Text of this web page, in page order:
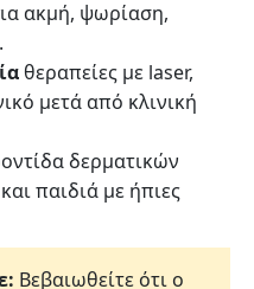
ακμή, ψωρίαση,
θεραπείες με laser,
μετά από κλινική
δερματικών
παιδιά με ήπιες
Βεβαιωθείτε ότι ο